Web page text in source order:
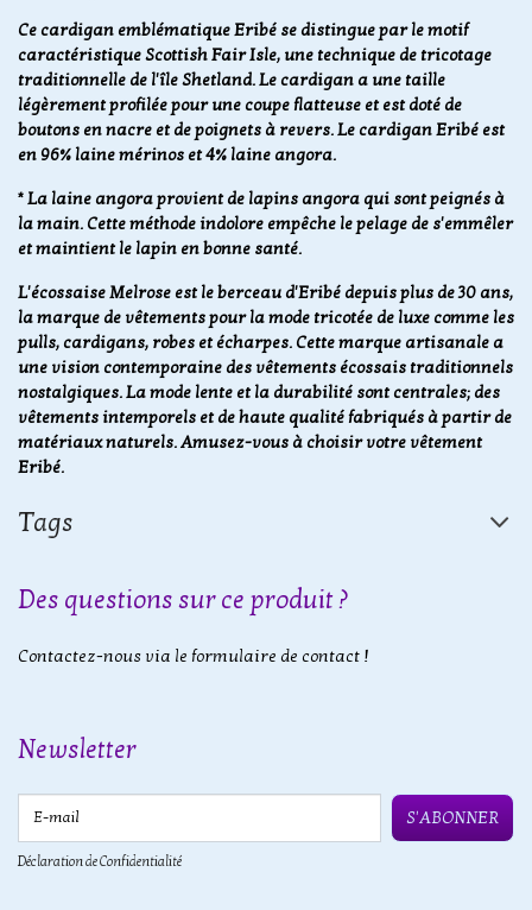
Ce cardigan emblématique Eribé se distingue par le motif
caractéristique Scottish Fair Isle, une technique de tricotage
traditionnelle de l'île Shetland. Le cardigan a une taille
légèrement profilée pour une coupe flatteuse et est doté de
boutons en nacre et de poignets à revers. Le cardigan Eribé est
en 96% laine mérinos et 4% laine angora.
* La laine angora provient de lapins angora qui sont peignés à
la main. Cette méthode indolore empêche le pelage de s'emmêler
et maintient le lapin en bonne santé.
L'écossaise Melrose est le berceau d'Eribé depuis plus de 30 ans,
la marque de vêtements pour la mode tricotée de luxe comme les
pulls, cardigans, robes et écharpes. Cette marque artisanale a
une vision contemporaine des vêtements écossais traditionnels
nostalgiques. La mode lente et la durabilité sont centrales; des
vêtements intemporels et de haute qualité fabriqués à partir de
matériaux naturels. Amusez-vous à choisir votre vêtement
Eribé.
Tags
Des questions sur ce produit ?
Contactez-nous via le formulaire de contact !
Newsletter
S'ABONNER
Déclaration de Confidentialité